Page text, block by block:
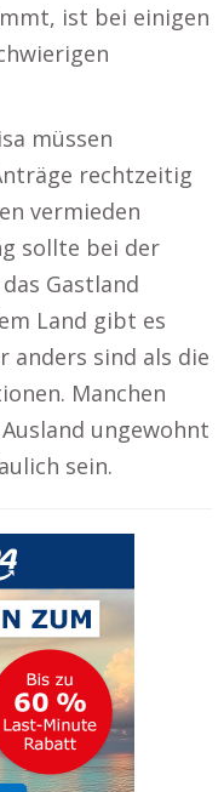
ist bei einigen
müssen
rechtzeitig
vermieden
sollte bei der
Gastland
Land gibt es
anders sind als die
Manchen
ungewohnt
sein.